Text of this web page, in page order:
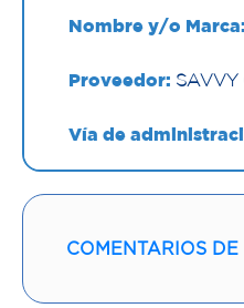
Nombre y/o Marca:
Proveedor: SAVVY
Vía de
Cantidad:30
COMENTARIOS DE